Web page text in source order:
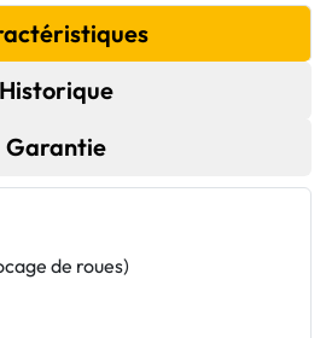
Historique
Garantie
de roues)